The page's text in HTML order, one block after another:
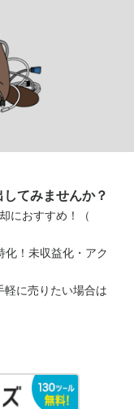
してみませんか？
におすすめ！（
化！未収益化・アク
軽に売りたい場合は